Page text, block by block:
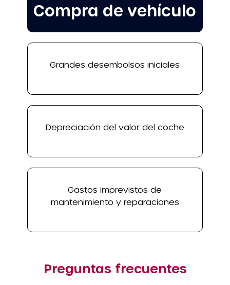
Compra de vehículo
Grandes desembolsos iniciales
Depreciación del valor del coche
Gastos imprevistos de
mantenimiento y reparaciones
Preguntas frecuentes